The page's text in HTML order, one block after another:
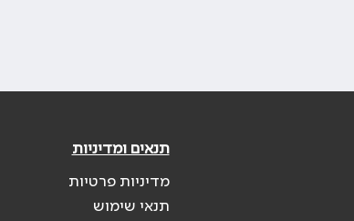
תנאים ומדיניות
מדיניות פרטיות
תנאי שימוש